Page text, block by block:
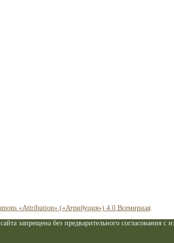
«Attribution» («Атрибуция») 4.0 Всемирная.
запрещена без предварительного согласования с